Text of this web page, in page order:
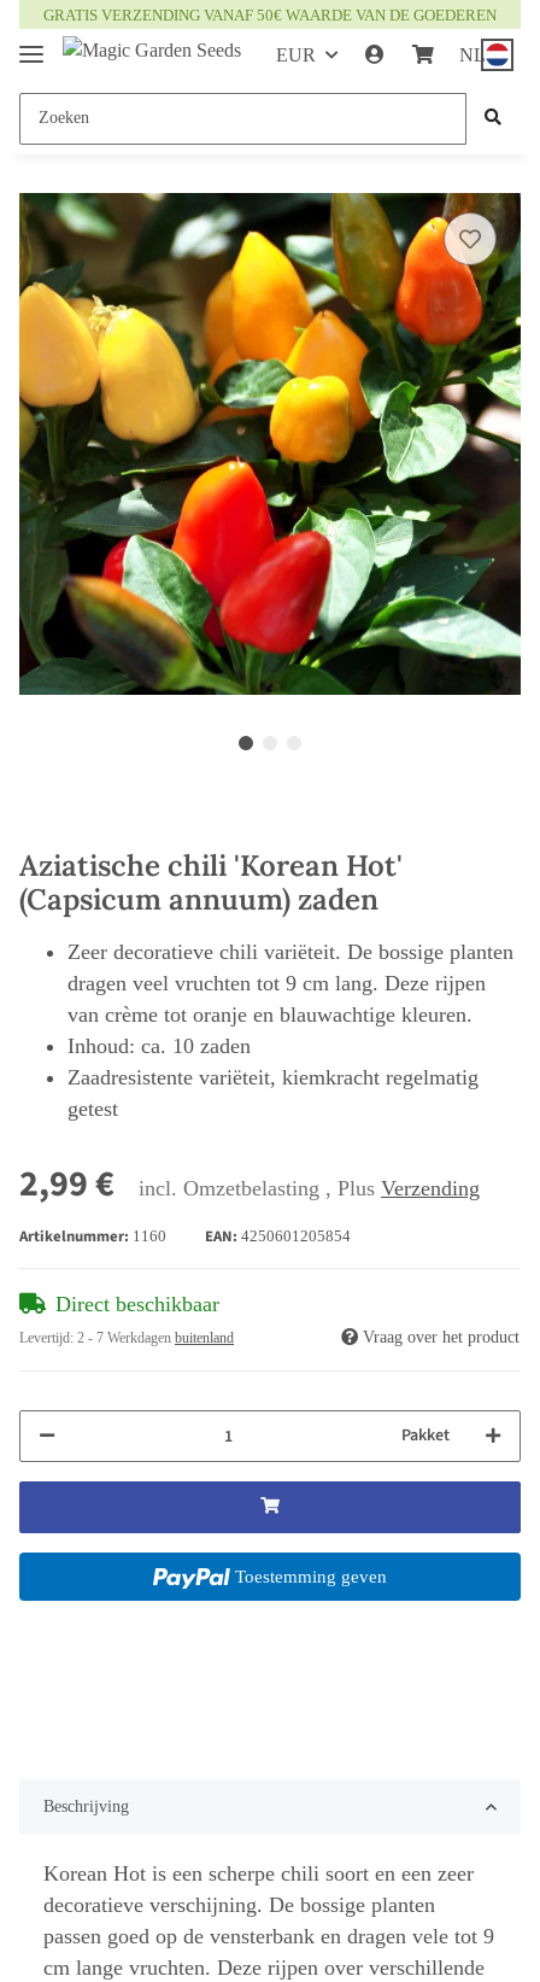
GRATIS VERZENDING VANAF 50€ WAARDE VAN DE GOEDEREN
EUR NL
Aziatische chili 'Korean Hot'
(Capsicum annuum) zaden
Zeer decoratieve chili variëteit. De bossige planten
dragen veel vruchten tot 9 cm lang. Deze rijpen
van crème tot oranje en blauwachtige kleuren.
Inhoud: ca. 10 zaden
Zaadresistente variëteit, kiemkracht regelmatig
getest
2,99 € incl. Omzetbelasting , Plus Verzending
Artikelnummer: 1160 EAN: 4250601205854
Direct beschikbaar
Levertijd: 2 - 7 Werkdagen buitenland Vraag over het product
Pakket
Toestemming geven
Beschrijving
Korean Hot is een scherpe chili soort en een zeer
decoratieve verschijning. De bossige planten
passen goed op de vensterbank en dragen vele tot 9
cm lange vruchten. Deze rijpen over verschillende